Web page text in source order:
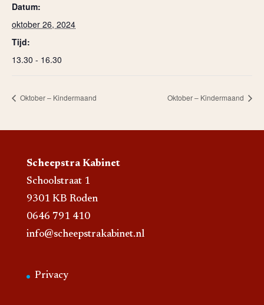
Datum:
oktober 26, 2024
Tijd:
13.30 - 16.30
Oktober – Kindermaand Oktober – Kindermaand
Scheepstra Kabinet
Schoolstraat 1
9301 KB Roden
0646 791 410
info@scheepstrakabinet.nl
Privacy